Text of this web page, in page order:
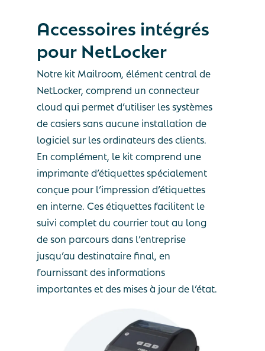
Accessoires intégrés
pour NetLocker
Notre kit Mailroom, élément central de
NetLocker, comprend un connecteur
cloud qui permet d’utiliser les systèmes
de casiers sans aucune installation de
logiciel sur les ordinateurs des clients.
En complément, le kit comprend une
imprimante d’étiquettes spécialement
conçue pour l’impression d’étiquettes
en interne. Ces étiquettes facilitent le
suivi complet du courrier tout au long
de son parcours dans l’entreprise
jusqu’au destinataire final, en
fournissant des informations
importantes et des mises à jour de l’état.